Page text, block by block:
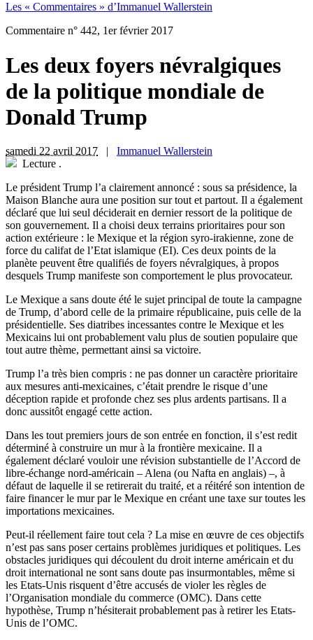
Les « Commentaires » d’Immanuel Wallerstein
Commentaire n° 442, 1er février 2017
Les deux foyers névralgiques
de la politique mondiale de
Donald Trump
samedi 22 avril 2017 | Immanuel Wallerstein
Lecture .
Le président Trump l’a clairement annoncé : sous sa présidence, la
Maison Blanche aura une position sur tout et partout. Il a également
déclaré que lui seul déciderait en dernier ressort de la politique de
son gouvernement. Il a choisi deux terrains prioritaires pour son
action extérieure : le Mexique et la région syro-irakienne, zone de
force du califat de l’Etat islamique (EI). Ces deux points de la
planète peuvent être qualifiés de foyers névralgiques, à propos
desquels Trump manifeste son comportement le plus provocateur.
Le Mexique a sans doute été le sujet principal de toute la campagne
de Trump, d’abord celle de la primaire républicaine, puis celle de la
présidentielle. Ses diatribes incessantes contre le Mexique et les
Mexicains lui ont probablement valu plus de soutien populaire que
tout autre thème, permettant ainsi sa victoire.
Trump l’a très bien compris : ne pas donner un caractère prioritaire
aux mesures anti-mexicaines, c’était prendre le risque d’une
déception rapide et profonde chez ses plus ardents partisans. Il a
donc aussitôt engagé cette action.
Dans les tout premiers jours de son entrée en fonction, il s’est redit
déterminé à construire un mur à la frontière mexicaine. Il a
également déclaré vouloir une révision substantielle de l’Accord de
libre-échange nord-américain – Alena (ou Nafta en anglais) –, à
défaut de laquelle il se retirerait du traité, et a réitéré son intention de
faire financer le mur par le Mexique en créant une taxe sur toutes les
importations mexicaines.
Peut-il réellement faire tout cela ? La mise en œuvre de ces objectifs
n’est pas sans poser certains problèmes juridiques et politiques. Les
obstacles juridiques qui découlent du droit interne américain et du
droit international ne sont sans doute pas insurmontables, même si
les Etats-Unis risquent d’être accusés de violer les règles de
l’Organisation mondiale du commerce (OMC). Dans cette
hypothèse, Trump n’hésiterait probablement pas à retirer les Etats-
Unis de l’OMC.